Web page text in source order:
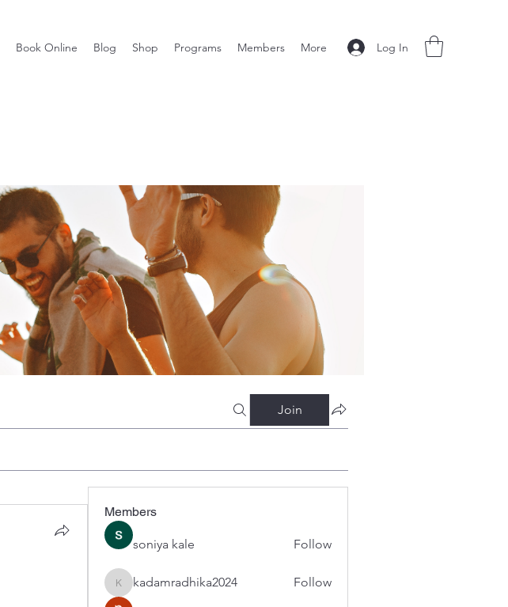
Log In
Book Online Blog Shop Programs Members More
Join
Members
soniya kale Follow
kadamradhika2024
kadamradhika2024 Follow